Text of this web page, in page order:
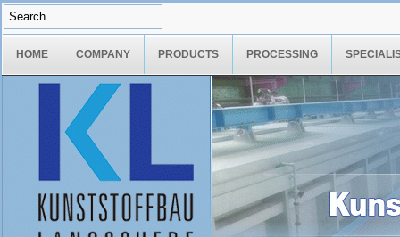
HOME COMPANY PRODUCTS PROCESSING